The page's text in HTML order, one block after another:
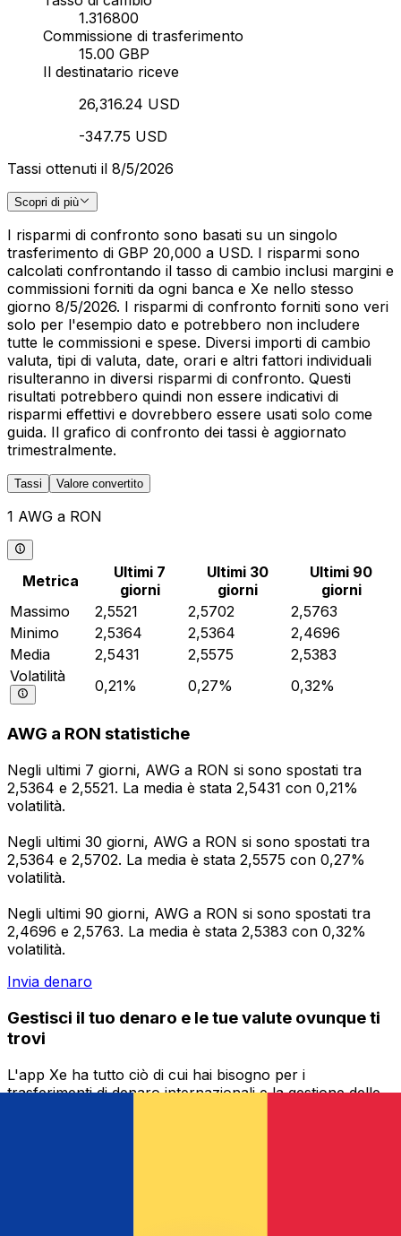
1.316800
Commissione di trasferimento
15.00 GBP
Il destinatario riceve
26,316.24 USD
-347.75 USD
Tassi ottenuti il 8/5/2026
Scopri di più
I risparmi di confronto sono basati su un singolo
trasferimento di GBP 20,000 a USD. I risparmi sono
calcolati confrontando il tasso di cambio inclusi margini e
commissioni forniti da ogni banca e Xe nello stesso
giorno 8/5/2026. I risparmi di confronto forniti sono veri
solo per l'esempio dato e potrebbero non includere
tutte le commissioni e spese. Diversi importi di cambio
valuta, tipi di valuta, date, orari e altri fattori individuali
risulteranno in diversi risparmi di confronto. Questi
risultati potrebbero quindi non essere indicativi di
risparmi effettivi e dovrebbero essere usati solo come
guida. Il grafico di confronto dei tassi è aggiornato
trimestralmente.
Tassi Valore convertito
1 AWG a RON
Metrica
Ultimi 7
giorni
Ultimi 30
giorni
Ultimi 90
giorni
Massimo
2,5521 2,5702
2,5763
Minimo
2,5364 2,5364
2,4696
Media
2,5431 2,5575
2,5383
Volatilità
0,21% 0,27% 0,32%
AWG a RON statistiche
Negli ultimi 7 giorni, AWG a RON si sono spostati tra
2,5364 e 2,5521. La media è stata 2,5431 con 0,21%
volatilità.
Negli ultimi 30 giorni, AWG a RON si sono spostati tra
2,5364 e 2,5702. La media è stata 2,5575 con 0,27%
volatilità.
Negli ultimi 90 giorni, AWG a RON si sono spostati tra
2,4696 e 2,5763. La media è stata 2,5383 con 0,32%
volatilità.
Invia denaro
Gestisci il tuo denaro e le tue valute ovunque ti
trovi
L'app Xe ha tutto ciò di cui hai bisogno per i
trasferimenti di denaro internazionali e la gestione delle